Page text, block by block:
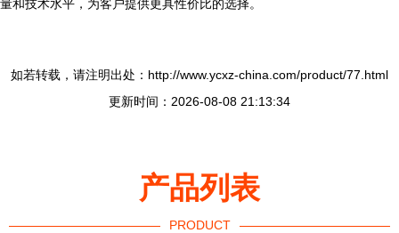
量和技术水平，为客户提供更具性价比的选择。
如若转载，请注明出处：http://www.ycxz-china.com/product/77.html
更新时间：2026-08-08 21:13:34
产品列表
PRODUCT